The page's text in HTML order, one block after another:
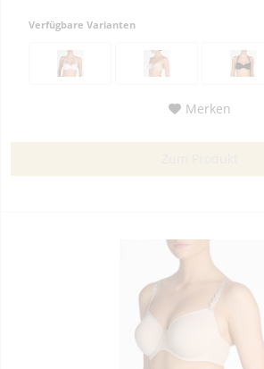
Verfügbare Varianten
Merken